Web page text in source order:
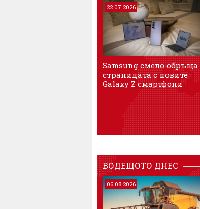
22.07.2026
Samsung смело обръща
страницата с новите
Galaxy Z смартфони
ВОДЕЩОТО ДНЕС
06.08.2026